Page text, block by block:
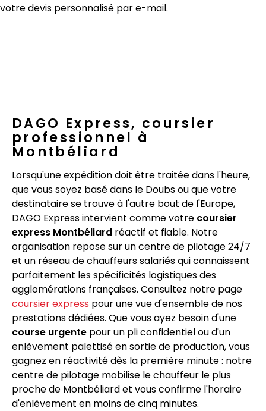
votre devis personnalisé par e-mail.
DAGO Express, coursier
professionnel à
Montbéliard
Lorsqu'une expédition doit être traitée dans l'heure,
que vous soyez basé dans le Doubs ou que votre
destinataire se trouve à l'autre bout de l'Europe,
DAGO Express intervient comme votre coursier
express Montbéliard réactif et fiable. Notre
organisation repose sur un centre de pilotage 24/7
et un réseau de chauffeurs salariés qui connaissent
parfaitement les spécificités logistiques des
agglomérations françaises. Consultez notre page
coursier express pour une vue d'ensemble de nos
prestations dédiées. Que vous ayez besoin d'une
course urgente pour un pli confidentiel ou d'un
enlèvement palettisé en sortie de production, vous
gagnez en réactivité dès la première minute : notre
centre de pilotage mobilise le chauffeur le plus
proche de Montbéliard et vous confirme l'horaire
d'enlèvement en moins de cinq minutes.